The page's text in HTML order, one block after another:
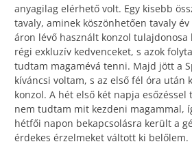
anyagilag elérhető volt. Egy kisebb
tavaly, aminek köszönhetően tavaly
áron lévő használt konzol tulajdonosa
régi exkluzív kedvenceket, s azok
tudtam magamévá tenni. Majd jött a
kíváncsi voltam, s az első fél óra után
konzol. A hét első két napja esőzéssel
nem tudtam mit kezdeni magammal,
hétfői napon bekapcsolásra került a
érdekes érzelmeket váltott ki belőlem.